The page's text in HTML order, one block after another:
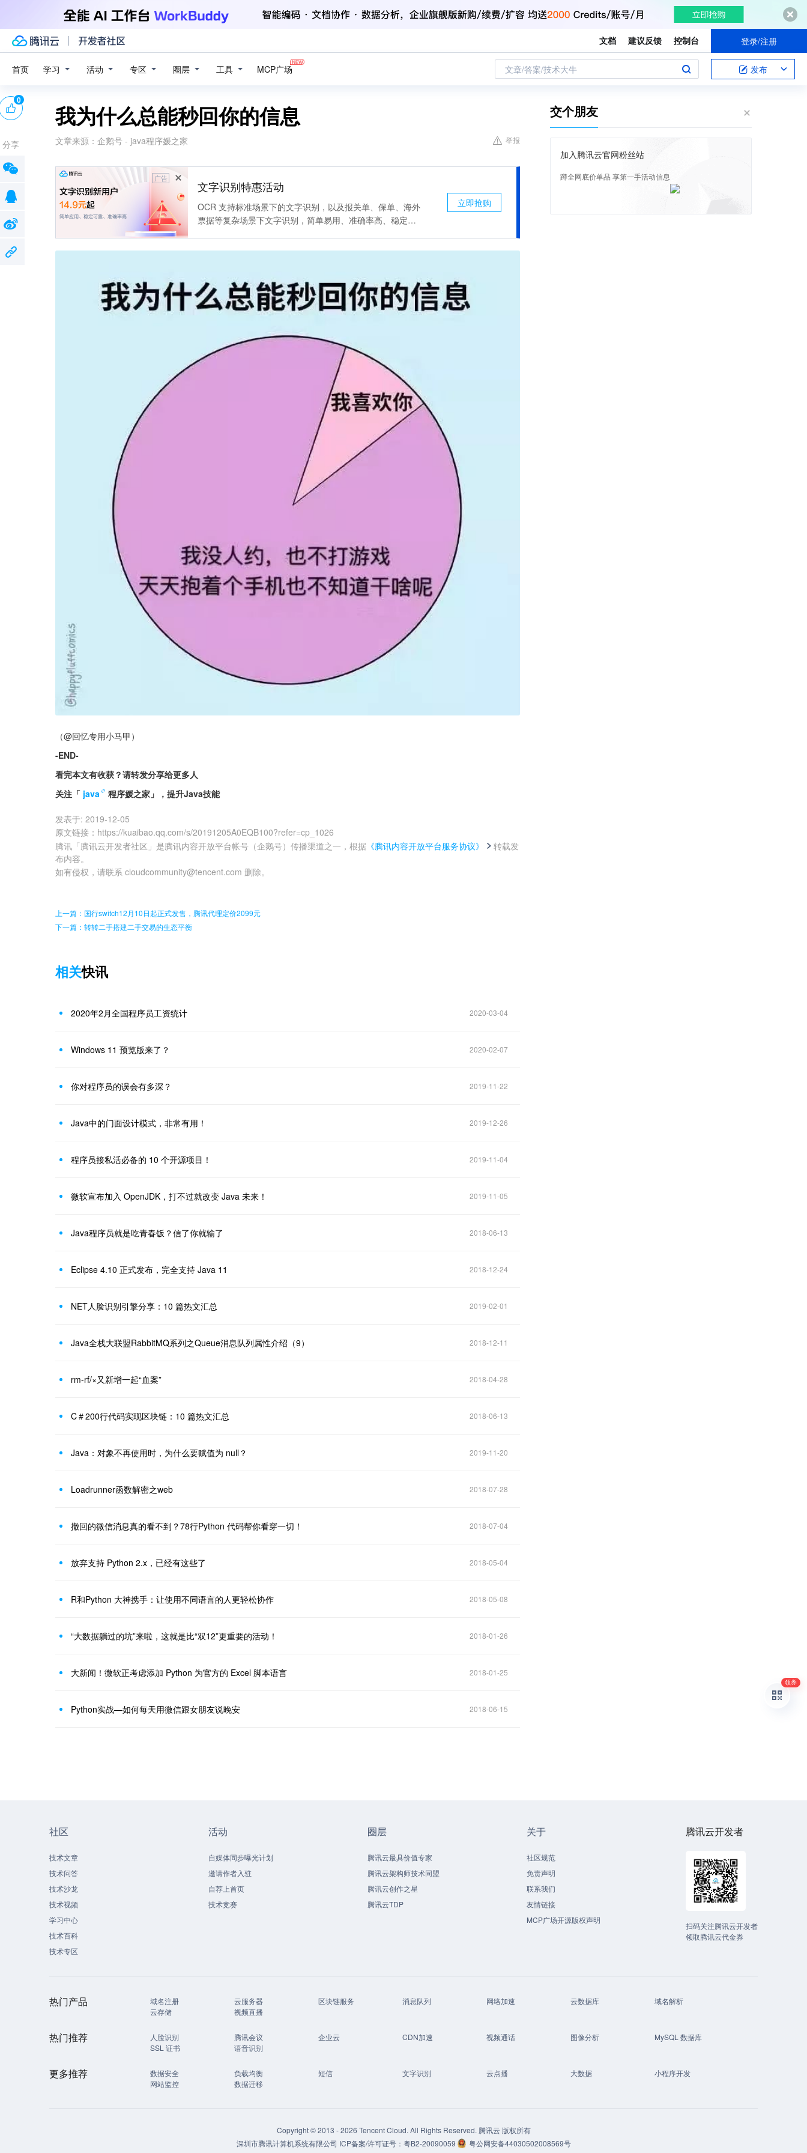
文档 建议反馈 控制台 登录/注册
首页 学习 活动 专区 圈层 工具 MCP广场 文章/答案/技术大牛 发布
我为什么总能秒回你的信息
文章来源： 企鹅号 - java程序媛之家 举报
广告
文字识别特惠活动
OCR 支持标准场景下的文字识别，以及报关单、保单、海外
票据等复杂场景下文字识别，简单易用、准确率高、稳定可
立即抢购
（@回忆专用小马甲）
-END-
看完本文有收获？请转发分享给更多人
关注「 java 程序媛之家」，提升Java技能
发表于: 2019-12-05
原文链接 ： https://kuaibao.qq.com/s/20191205A0EQB100?refer=cp_1026
腾讯「腾讯云开发者社区」是腾讯内容开放平台帐号（企鹅号）传播渠道之一，根据 《腾讯内容开放平台服务协议》
转载发
布内容。
如有侵权，请联系 cloudcommunity@tencent.com 删除。
0
分享
上一篇：国行switch12月10日起正式发售，腾讯代理定价2099元
下一篇：转转二手搭建二手交易的生态平衡
相关快讯
2020年2月全国程序员工资统计 2020-03-04
Windows 11 预览版来了？ 2020-02-07
你对程序员的误会有多深？ 2019-11-22
Java中的门面设计模式，非常有用！ 2019-12-26
程序员接私活必备的 10 个开源项目！ 2019-11-04
微软宣布加入 OpenJDK，打不过就改变 Java 未来！ 2019-11-05
Java程序员就是吃青春饭？信了你就输了 2018-06-13
Eclipse 4.10 正式发布，完全支持 Java 11 2018-12-24
NET人脸识别引擎分享：10 篇热文汇总 2019-02-01
Java全栈大联盟RabbitMQ系列之Queue消息队列属性介绍（9） 2018-12-11
rm-rf/×又新增一起“血案” 2018-04-28
C＃200行代码实现区块链：10 篇热文汇总 2018-06-13
Java：对象不再使用时，为什么要赋值为 null？ 2019-11-20
Loadrunner函数解密之web 2018-07-28
撤回的微信消息真的看不到？78行Python 代码帮你看穿一切！ 2018-07-04
放弃支持 Python 2.x，已经有这些了 2018-05-04
R和Python 大神携手：让使用不同语言的人更轻松协作 2018-05-08
“大数据躺过的坑”来啦，这就是比“双12”更重要的活动！ 2018-01-26
大新闻！微软正考虑添加 Python 为官方的 Excel 脚本语言 2018-01-25
Python实战—如何每天用微信跟女朋友说晚安 2018-06-15
交个朋友
加入腾讯云官网粉丝站
蹲全网底价单品 享第一手活动信息
社区
技术文章
技术问答
技术沙龙
技术视频
学习中心
技术百科
技术专区
活动
自媒体同步曝光计划
邀请作者入驻
自荐上首页
技术竞赛
圈层
腾讯云最具价值专家
腾讯云架构师技术同盟
腾讯云创作之星
腾讯云TDP
关于
社区规范
免责声明
联系我们
友情链接
MCP广场开源版权声明
腾讯云开发者
扫码关注腾讯云开发者
领取腾讯云代金券
热门产品 域名注册 云服务器 区块链服务 消息队列 网络加速 云数据库
域名解析
云存储
视频直播
热门推荐 人脸识别 腾讯会议 企业云 CDN加速 视频通话 图像分析
MySQL 数据库
SSL 证书
语音识别
更多推荐 数据安全 负载均衡 短信 文字识别 云点播 大数据
小程序开发
网站监控
数据迁移
Copyright © 2013 -2026 Tencent Cloud. All Rights Reserved. 腾讯云 版权所有
深圳市腾讯计算机系统有限公司 ICP备案/许可证号： 粤B2-20090059
粤公网安备44030502008569号
领券